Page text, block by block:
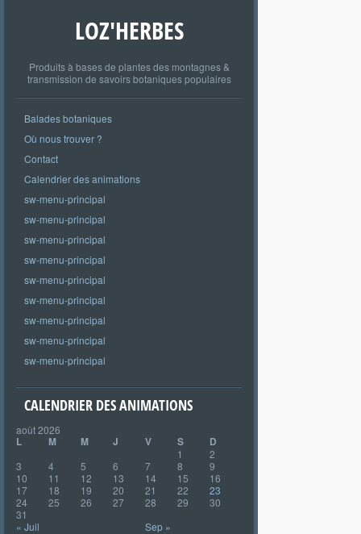
LOZ'HERBES
Produits à bases de plantes des montagnes &
transmission de savoirs botaniques populaires
Balades botaniques
Où nous trouver ?
Contact
Calendrier des animations
sw-menu-principal
sw-menu-principal
sw-menu-principal
sw-menu-principal
sw-menu-principal
sw-menu-principal
sw-menu-principal
sw-menu-principal
sw-menu-principal
CALENDRIER DES ANIMATIONS
août 2026
L M M J V S D
1
2
3
4 5 6 7 8
9
10
11 12 13 14 15
16
17
18 19 20 21 22
23
24
25 26 27 28 29
30
31
« Juil
Sep »